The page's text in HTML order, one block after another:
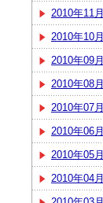
2010年11月
2010年10月
2010年09月
2010年08月
2010年07月
2010年06月
2010年05月
2010年04月